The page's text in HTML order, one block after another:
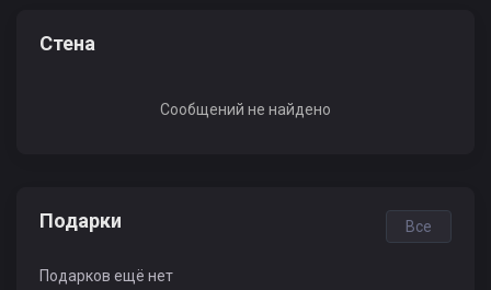
Стена
Сообщений не найдено
Подарки Все
Подарков ещё нет